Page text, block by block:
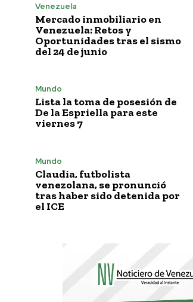
Venezuela
Mercado inmobiliario en
Venezuela: Retos y
Oportunidades tras el sismo
del 24 de junio
Mundo
Lista la toma de posesión de
De la Espriella para este
viernes 7
Mundo
Claudia, futbolista
venezolana, se pronunció
tras haber sido detenida por
el ICE